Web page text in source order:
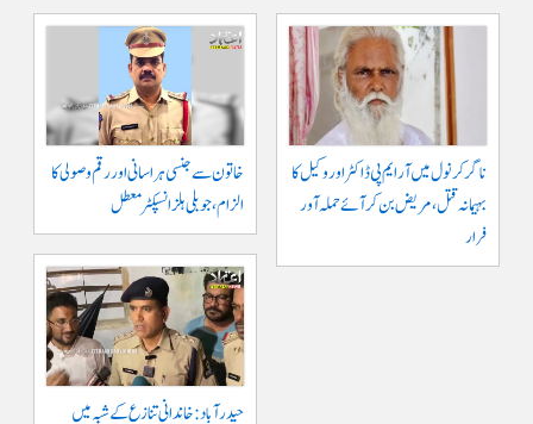
ناگرکرنول میں آر ایم پی ڈاکٹر اور وکیل کا
بہیمانہ قتل، مریض بن کر آئے حملہ آور
فرار
خاتون سے جنسی ہراسانی اور رقم وصولی کا
الزام، جوبلی ہلز انسپکٹر معطل
حیدرآباد: خاندانی تنازع کے شبہ میں